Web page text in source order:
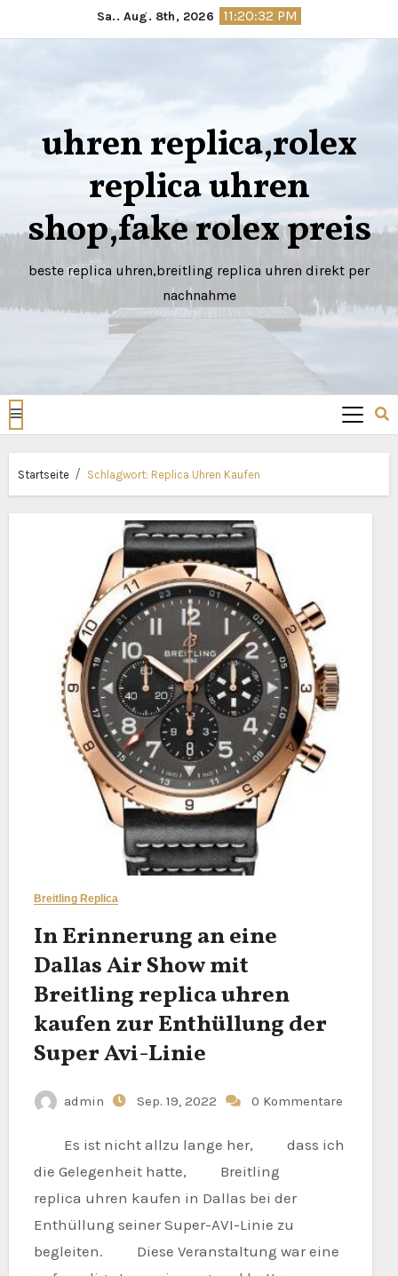
zum
Sa.. Aug. 8th, 2026 11:20:32 PM
uhren replica,rolex
replica uhren
shop,fake rolex preis
beste replica uhren,breitling replica uhren direkt per
nachnahme
Startseite Schlagwort: Replica Uhren Kaufen
Breitling Replica
In Erinnerung an eine
Dallas Air Show mit
Breitling replica uhren
kaufen zur Enthüllung der
Super Avi-Linie
admin Sep. 19, 2022 0 Kommentare
Es ist nicht allzu lange her, dass ich
die Gelegenheit hatte, Breitling
replica uhren kaufen in Dallas bei der
Enthüllung seiner Super-AVI-Linie zu
begleiten. Diese Veranstaltung war eine